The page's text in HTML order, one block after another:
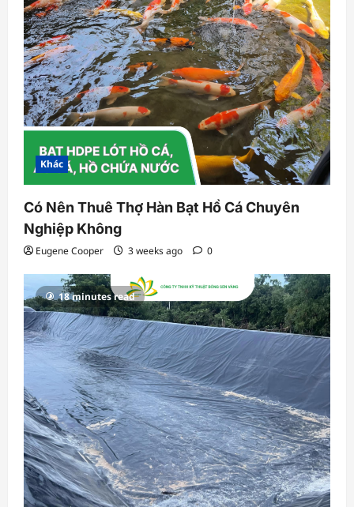
Khác
Có Nên Thuê Thợ Hàn Bạt Hồ Cá Chuyên
Nghiệp Không
Eugene Cooper 3 weeks ago 0
18 minutes read